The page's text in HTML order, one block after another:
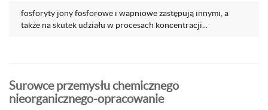
fosforyty jony fosforowe i wapniowe zastępują innymi, a
także na skutek udziału w procesach koncentracji...
Surowce przemysłu chemicznego
nieorganicznego-opracowanie